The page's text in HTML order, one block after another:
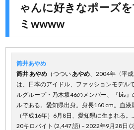
ゃんに好きなポーズ
ミwwww
筒井あやめ
筒井あやめ （つついあやめ、2004年〈平成
は、日本のアイドル、ファッションモデル
ルグループ・乃木坂46のメンバー、『bis
ルである。愛知県出身。身長160 cm。血
（平成16年）6月8日、愛知県に生まれる。
20キロバイト (2,447 語) – 2022年9月28日 (